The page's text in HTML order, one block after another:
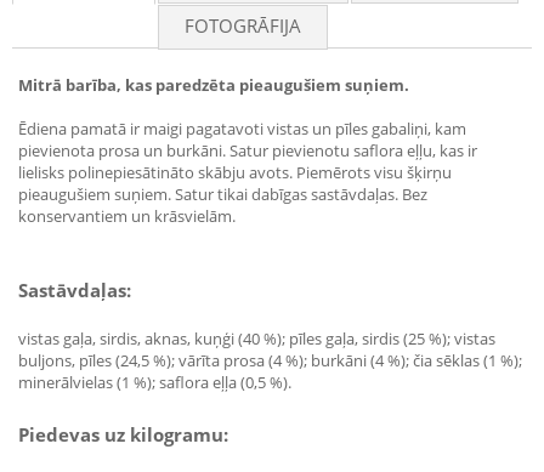
FOTOGRĀFIJA
Mitrā barība, kas paredzēta pieaugušiem suņiem.
Ēdiena pamatā ir maigi pagatavoti vistas un pīles gabaliņi, kam
pievienota prosa un burkāni. Satur pievienotu saflora eļļu, kas ir
lielisks polinepiesātināto skābju avots. Piemērots visu šķirņu
pieaugušiem suņiem. Satur tikai dabīgas sastāvdaļas. Bez
konservantiem un krāsvielām.
Sastāvdaļas:
vistas gaļa, sirdis, aknas, kuņģi (40 %); pīles gaļa, sirdis (25 %); vistas
buljons, pīles (24,5 %); vārīta prosa (4 %); burkāni (4 %); čia sēklas (1 %);
minerālvielas (1 %); saflora eļļa (0,5 %).
Piedevas uz kilogramu: